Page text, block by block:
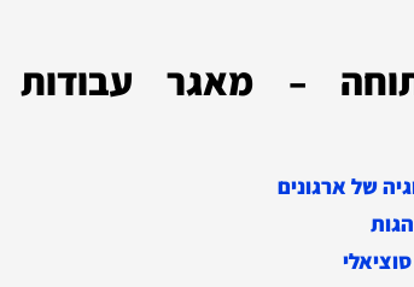
– מאגר עבודות
של ארגונים